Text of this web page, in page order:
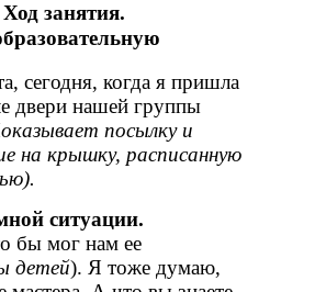
Ход занятия.
сегодня, когда я пришла
двери нашей группы
оказывает посылку и
на крышку, расписанную
ситуации.
бы мог нам ее
детей). Я тоже думаю,